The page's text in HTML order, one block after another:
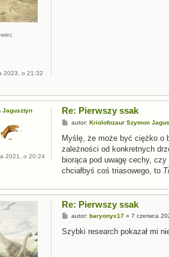
2023, o 21:32
Jagusztyn
2021, o 20:24
Re: Pierwszy ssak
P
s
t
autor: Kriolofozaur Szymon
Myślę, że może być ciężko o
zależności od konkretnych
biorąca pod uwagę cechy,
chciałbyś coś triasowego, to
Re: Pierwszy ssak
P
s
autor: baryonyx17» 7 czerwca
Szybki research pokazał mi